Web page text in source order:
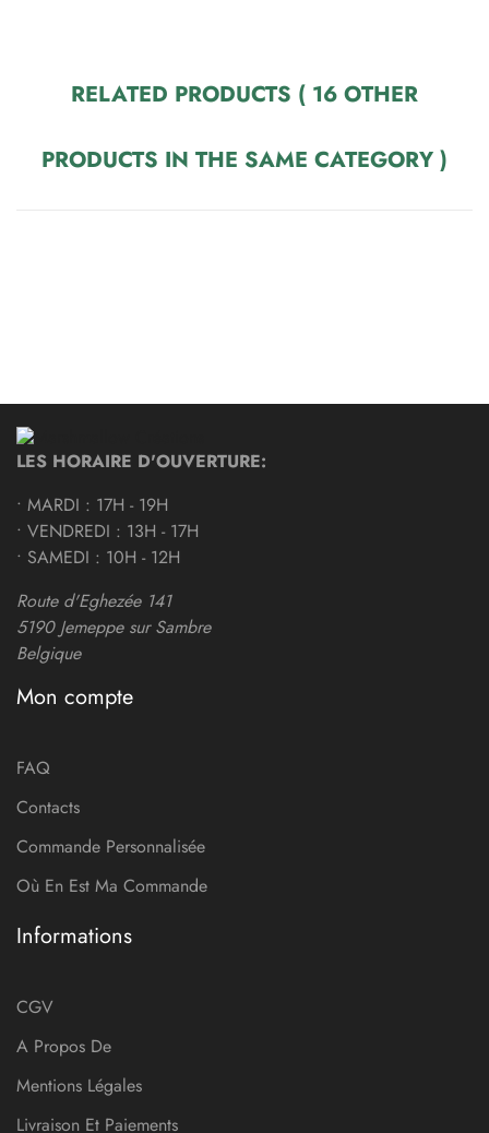
RELATED PRODUCTS ( 16 OTHER
PRODUCTS IN THE SAME CATEGORY )
LES HORAIRE D'OUVERTURE:
• MARDI : 17H - 19H
• VENDREDI : 13H - 17H
• SAMEDI : 10H - 12H
Route d'Eghezée 141
5190 Jemeppe sur Sambre
Belgique
Mon compte
FAQ
Contacts
Commande Personnalisée
Où En Est Ma Commande
Informations
CGV
A Propos De
Mentions Légales
Livraison Et Paiements